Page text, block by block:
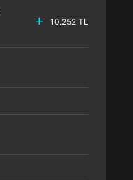
10.252 TL